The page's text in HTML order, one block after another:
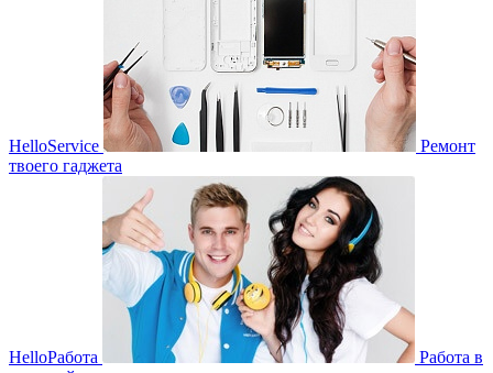
HelloService
Ремонт
твоего гаджета
HelloРабота
Работа в